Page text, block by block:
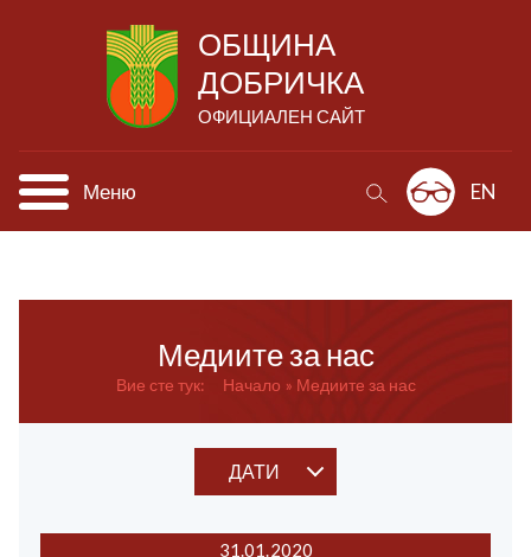
ОБЩИНА
ДОБРИЧКА
ОФИЦИАЛЕН САЙТ
Меню EN
Медиите за нас
Вие сте тук: Начало Медиите за нас
ДАТИ
31.01 2020